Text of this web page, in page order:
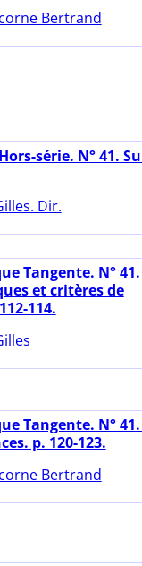
Bertrand
série. N° 41.
Dir.
Tangente. N° 41.
et critères de
114.
Tangente. N° 41.
p. 120-123.
Bertrand